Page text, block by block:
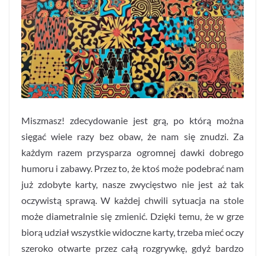
Miszmasz! zdecydowanie jest grą, po którą można
sięgać wiele razy bez obaw, że nam się znudzi. Za
każdym razem przysparza ogromnej dawki dobrego
humoru i zabawy. Przez to, że ktoś może podebrać nam
już zdobyte karty, nasze zwycięstwo nie jest aż tak
oczywistą sprawą. W każdej chwili sytuacja na stole
może diametralnie się zmienić. Dzięki temu, że w grze
biorą udział wszystkie widoczne karty, trzeba mieć oczy
szeroko otwarte przez całą rozgrywkę, gdyż bardzo